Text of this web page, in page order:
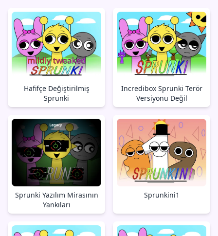
Hafifçe Değiştirilmiş
Sprunki
Incredibox Sprunki Terör
Versiyonu Değil
Sprunki Yazılım Mirasının
Yankıları
Sprunkini1